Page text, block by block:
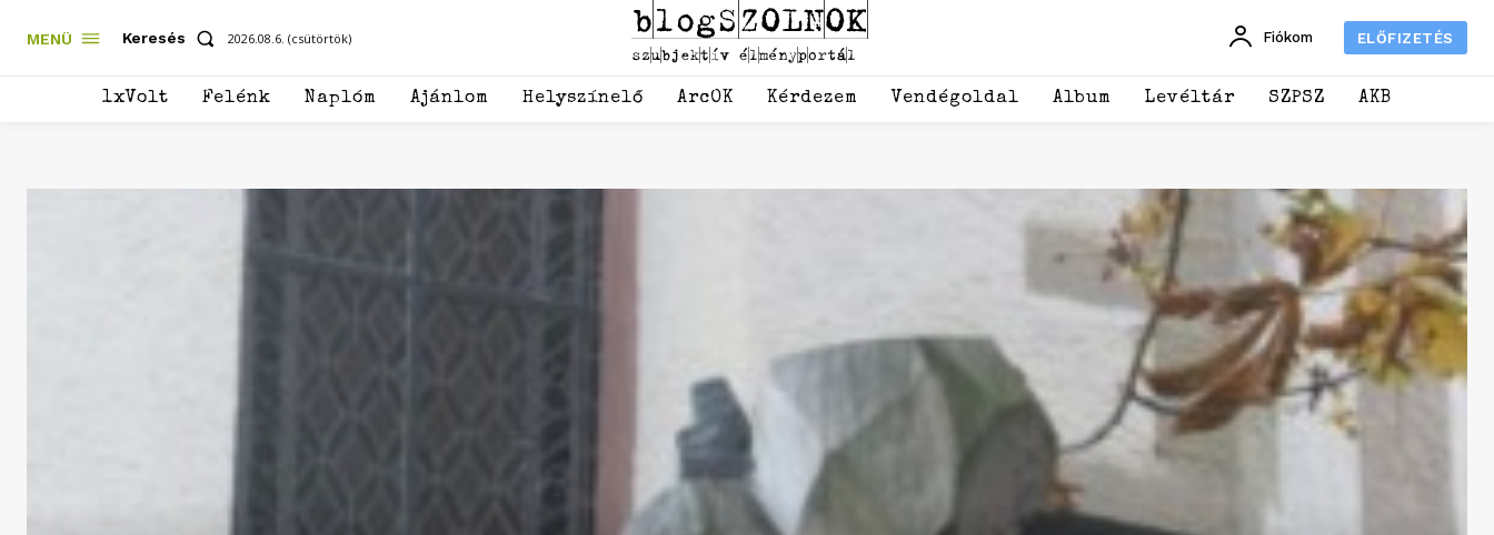
MENÜ Keresés 2026.08.6. (csütörtök) Fiókom ELŐFIZETÉS
1xVolt Felénk Naplóm Ajánlom Helyszínelő ArcOK Kérdezem Vendégoldal Album Levéltár SZPSZ AKB